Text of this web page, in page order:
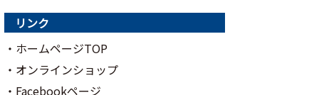
リンク
・ホームページTOP
・オンラインショップ
・Facebookページ